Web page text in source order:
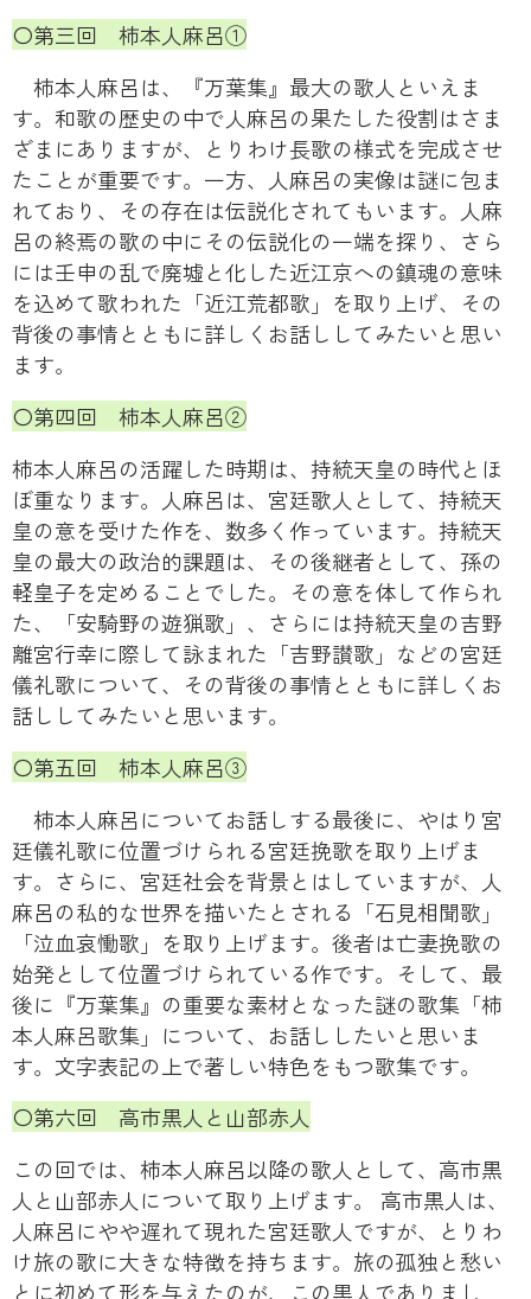
〇第三回 柿本人麻呂①
柿本人麻呂は、『万葉集』最大の歌人といえま
す。和歌の歴史の中で人麻呂の果たした役割はさま
ざまにありますが、とりわけ長歌の様式を完成させ
たことが重要です。一方、人麻呂の実像は謎に包ま
れており、その存在は伝説化されてもいます。人麻
呂の終焉の歌の中にその伝説化の一端を探り、さら
には壬申の乱で廃墟と化した近江京への鎮魂の意味
を込めて歌われた「近江荒都歌」を取り上げ、その
背後の事情とともに詳しくお話ししてみたいと思い
ます。
〇第四回 柿本人麻呂②
柿本人麻呂の活躍した時期は、持統天皇の時代とほ
ぼ重なります。人麻呂は、宮廷歌人として、持統天
皇の意を受けた作を、数多く作っています。持統天
皇の最大の政治的課題は、その後継者として、孫の
軽皇子を定めることでした。その意を体して作られ
た、「安騎野の遊猟歌」、さらには持統天皇の吉野
離宮行幸に際して詠まれた「吉野讃歌」などの宮廷
儀礼歌について、その背後の事情とともに詳しくお
話ししてみたいと思います。
〇第五回 柿本人麻呂③
柿本人麻呂についてお話しする最後に、やはり宮
廷儀礼歌に位置づけられる宮廷挽歌を取り上げま
す。さらに、宮廷社会を背景とはしていますが、人
麻呂の私的な世界を描いたとされる「石見相聞歌」
「泣血哀慟歌」を取り上げます。後者は亡妻挽歌の
始発として位置づけられている作です。そして、最
後に『万葉集』の重要な素材となった謎の歌集「柿
本人麻呂歌集」について、お話ししたいと思いま
す。文字表記の上で著しい特色をもつ歌集です。
〇第六回 高市黒人と山部赤人
この回では、柿本人麻呂以降の歌人として、高市黒
人と山部赤人について取り上げます。 高市黒人は、
人麻呂にやや遅れて現れた宮廷歌人ですが、とりわ
け旅の歌に大きな特徴を持ちます。旅の孤独と愁い
とに初めて形を与えたのが、この黒人でありまし